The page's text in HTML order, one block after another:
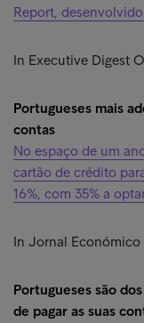
Report,
In Executive Digest
Portugueses mais
contas
No espaço de um
cartão de crédito
16%, com 35% a
In Jornal
Portugueses são
de pagar as suas